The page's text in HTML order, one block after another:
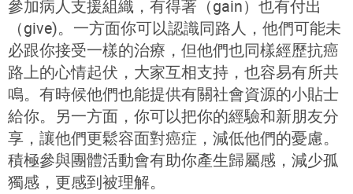
Let's take a break!
Tips and Resources
參加病人支援組織，有得著（gain）也有付出
（give)。一方面你可以認識同路人，他們可能未
必跟你接受一樣的治療，但他們也同樣經歷抗癌
路上的心情起伏，大家互相支持，也容易有所共
鳴。有時候他們也能提供有關社會資源的小貼士
給你。另一方面，你可以把你的經驗和新朋友分
享，讓他們更鬆容面對癌症，減低他們的憂慮。
積極參與團體活動會有助你產生歸屬感，減少孤
獨感，更感到被理解。